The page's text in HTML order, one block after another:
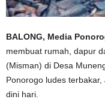
BALONG, Media
membuat rumah, dapur
(Misman) di Desa
Ponorogo ludes
dini hari.